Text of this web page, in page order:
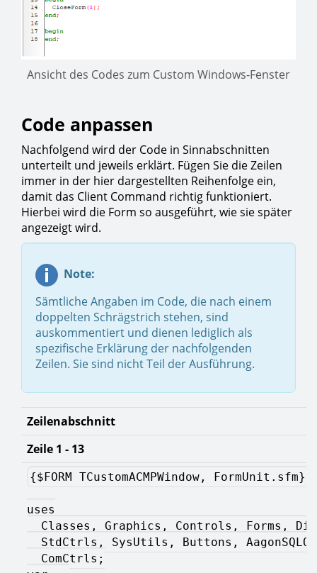
Ansicht des Codes zum Custom Windows-Fenster
Code anpassen
Nachfolgend wird der Code in Sinnabschnitten
unterteilt und jeweils erklärt. Fügen Sie die Zeilen
immer in der hier dargestellten Reihenfolge ein,
damit das Client Command richtig funktioniert.
Hierbei wird die Form so ausgeführt, wie sie später
angezeigt wird.
Note:
Sämtliche Angaben im Code, die nach einem
doppelten Schrägstrich stehen, sind
auskommentiert und dienen lediglich als
spezifische Erklärung der nachfolgenden
Zeilen. Sie sind nicht Teil der Ausführung.
Zeilenabschnitt
Zeile 1 - 13
{$FORM TCustomACMPWindow,
uses
Classes, Graphics, Controls, Forms,
StdCtrls, SysUtils, Buttons,
ComCtrls;